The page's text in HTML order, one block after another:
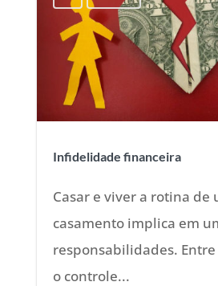
Infidelidade financeira
Casar e viver a rotina de
casamento implica em
responsabilidades. Entre
o controle...